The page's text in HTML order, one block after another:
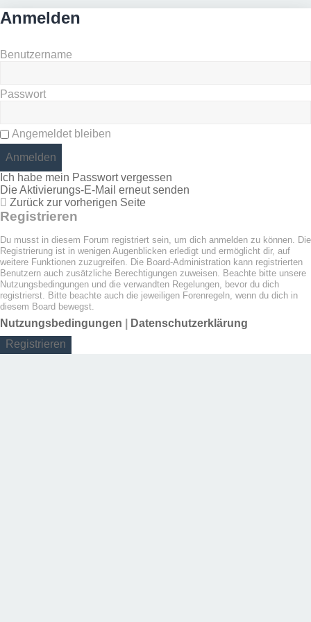
Anmelden
Benutzername
Passwort
Angemeldet bleiben
Ich habe mein Passwort vergessen
Die Aktivierungs-E-Mail erneut senden
Zurück zur vorherigen Seite
Registrieren
Du musst in diesem Forum registriert sein, um dich anmelden zu können. Die
Registrierung ist in wenigen Augenblicken erledigt und ermöglicht dir, auf
weitere Funktionen zuzugreifen. Die Board-Administration kann registrierten
Benutzern auch zusätzliche Berechtigungen zuweisen. Beachte bitte unsere
Nutzungsbedingungen und die verwandten Regelungen, bevor du dich
registrierst. Bitte beachte auch die jeweiligen Forenregeln, wenn du dich in
diesem Board bewegst.
Nutzungsbedingungen
Datenschutzerklärung
Registrieren